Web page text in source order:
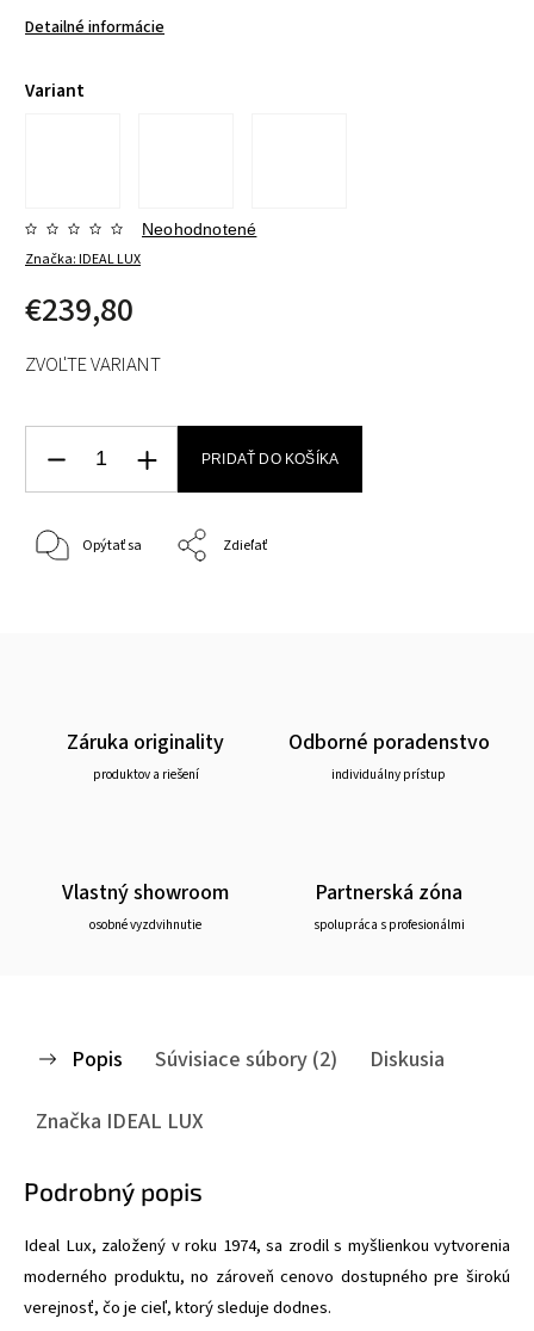
Detailné informácie
Variant
Značka:IDEAL LUX
Neohodnotené
€239,80
ZVOĽTE VARIANT
PRIDAŤ DO KOŠÍKA
Opýtať sa Zdieľať
Záruka originality
produktov a riešení
Odborné poradenstvo
individuálny prístup
Vlastný showroom
osobné vyzdvihnutie
Partnerská zóna
spolupráca s profesionálmi
Popis Súvisiace súbory (2)
Diskusia
Značka IDEAL LUX
Podrobný popis
Ideal Lux, založený v roku 1974, sa zrodil s myšlienkou vytvorenia
moderného produktu, no zároveň cenovo dostupného pre širokú
verejnosť, čo je cieľ, ktorý sleduje dodnes.